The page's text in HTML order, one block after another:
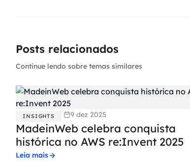
Posts relacionados
Continue lendo sobre temas similares
INSIGHTS 9 dez 2025
MadeinWeb celebra conquista
histórica no AWS re:Invent 2025
Leia mais